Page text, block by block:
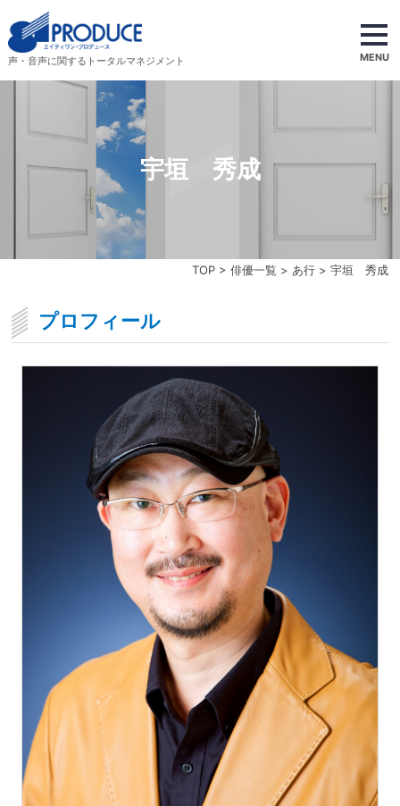
声・音声に関するトータルマネジメント MENU
TOP> 俳優一覧 > あ行> 宇垣 秀成
宇垣 秀成
プロフィール